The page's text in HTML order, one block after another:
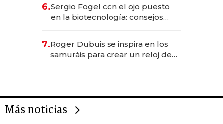
6.Sergio Fogel con el ojo puesto
en la biotecnología: consejos
rol de la IA
7.Roger Dubuis se inspira en los
samuráis para crear un reloj de
Más noticias